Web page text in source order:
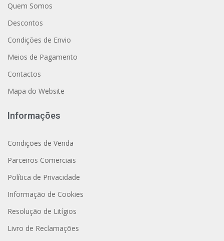
Quem Somos
Descontos
Condições de Envio
Meios de Pagamento
Contactos
Mapa do Website
Informações
Condições de Venda
Parceiros Comerciais
Política de Privacidade
Informação de Cookies
Resolução de Litígios
Livro de Reclamações